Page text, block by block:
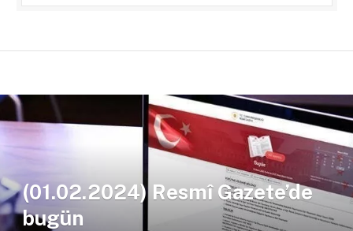
(01.02.2024) Resmî Gazete’de
bugün